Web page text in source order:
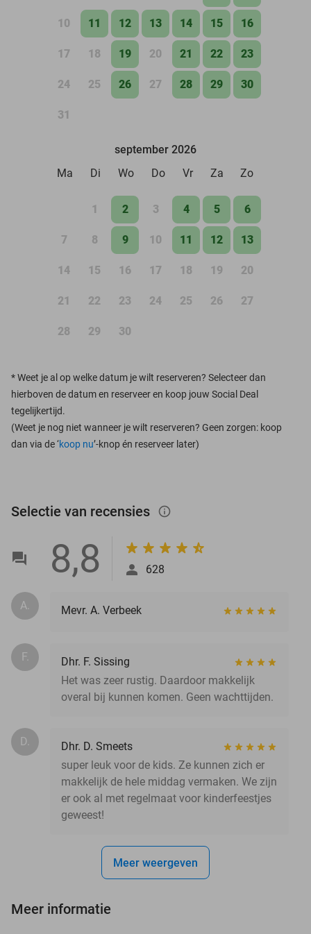
10 11 12 13 14 15 16
17 18 19 20 21 22 23
24 25 26 27 28 29 30
31
september 2026
Ma
Di Wo Do Vr Za Zo
1 2 3 4 5 6
7 8 9 10 11 12 13
14 15 16 17 18 19 20
21 22 23 24 25 26 27
28 29 30
*Weet je al op welke datum je wilt reserveren? Selecteer dan
hierboven de datum en reserveer en koop jouw Social Deal
tegelijkertijd.
(Weet je nog niet wanneer je wilt reserveren? Geen zorgen: koop
dan via de ‘koop nu’-knop én reserveer later)
Selectie van recensies info_outlined
8,8 628
A. Mevr. A. Verbeek
F.
Dhr. F. Sissing
Het was zeer rustig. Daardoor makkelijk
overal bij kunnen komen. Geen wachttijden.
D.
Dhr. D. Smeets
super leuk voor de kids. Ze kunnen zich er
makkelijk de hele middag vermaken. We zijn
er ook al met regelmaat voor kinderfeestjes
geweest!
Meer weergeven
Meer informatie